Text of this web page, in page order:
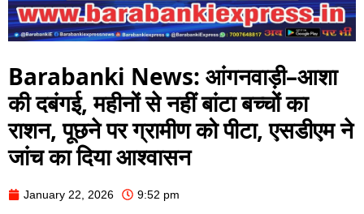
Barabanki News: आंगनवाड़ी–आशा
की दबंगई, महीनों से नहीं बांटा बच्चों का
राशन, पूछने पर ग्रामीण को पीटा, एसडीएम ने
जांच का दिया आश्वासन
January 22, 2026 9:52 pm